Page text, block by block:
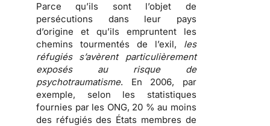
Parce qu’ils sont l’objet de
persécutions dans leur pays
d’origine et qu’ils empruntent les
chemins tourmentés de l’exil, les
réfugiés s’avèrent particulièrement
exposés au risque de
psychotraumatisme. En 2006, par
exemple, selon les statistiques
fournies par les ONG, 20 % au moins
des réfugiés des États membres de